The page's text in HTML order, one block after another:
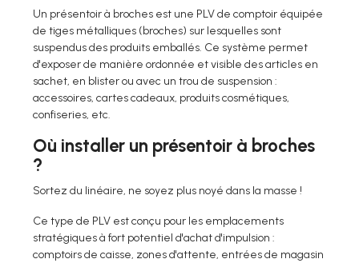
Un présentoir à broches est une PLV de comptoir équipée
de tiges métalliques (broches) sur lesquelles sont
suspendus des produits emballés. Ce système permet
d'exposer de manière ordonnée et visible des articles en
sachet, en blister ou avec un trou de suspension :
accessoires, cartes cadeaux, produits cosmétiques,
confiseries, etc.
Où installer un présentoir à broches
?
Sortez du linéaire, ne soyez plus noyé dans la masse !
Ce type de PLV est conçu pour les emplacements
stratégiques à fort potentiel d'achat d'impulsion :
comptoirs de caisse, zones d'attente, entrées de magasin